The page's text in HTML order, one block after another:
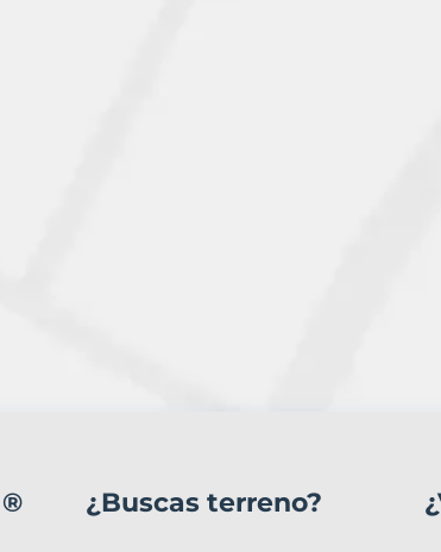
¿Buscas terreno?